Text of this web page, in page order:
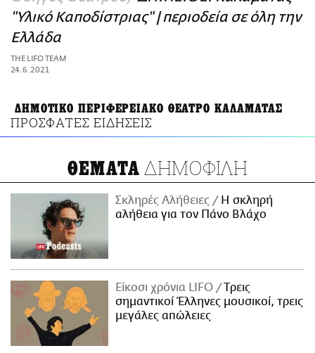
ΑΜΠΑ
PRINT
"Υλικό Καποδίστριας" | περιοδεία σε όλη την
Ελλάδα
THE LIFO TEAM
24.6.2021
ΔΗΜΟΤΙΚΟ ΠΕΡΙΦΕΡΕΙΑΚΟ ΘΕΑΤΡΟ ΚΑΛΑΜΑΤΑΣ
ΠΡΟΣΦΑΤΕΣ ΕΙΔΗΣΕΙΣ
ΘΕΜΑΤΑ ΔΗΜΟΦΙΛΗ
Σκληρές Αλήθειες
H σκληρή
αλήθεια για τον Πάνο Βλάχο
Είκοσι χρόνια LIFO
Tρεις
σημαντικοί Έλληνες μουσικοί, τρεις
μεγάλες απώλειες